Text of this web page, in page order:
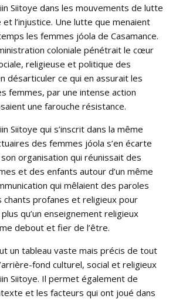
Siitoye dans les mouvements de lutte
l’injustice. Une lutte que menaient
les femmes jóola de Casamance.
coloniale pénétrait le cœur
religieuse et politique des
désarticuler ce qui en assurait les
femmes, par une intense action
une farouche résistance.
Siitoye qui s’inscrit dans la même
des femmes jóola s’en écarte
organisation qui réunissait des
et des enfants autour d’un même
qui mêlaient des paroles
chants profanes et religieux pour
qu’un enseignement religieux
debout et fier de l’être.
un tableau vaste mais précis de tout
fond culturel, social et religieux
Siitoye. Il permet également de
et les facteurs qui ont joué dans